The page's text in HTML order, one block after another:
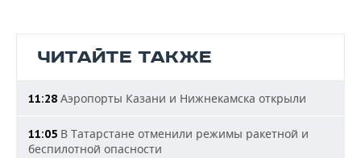
ЧИТАЙТЕ ТАКЖЕ
11:28 Аэропорты Казани и Нижнекамска открыли
11:05 В Татарстане отменили режимы ракетной и
беспилотной опасности